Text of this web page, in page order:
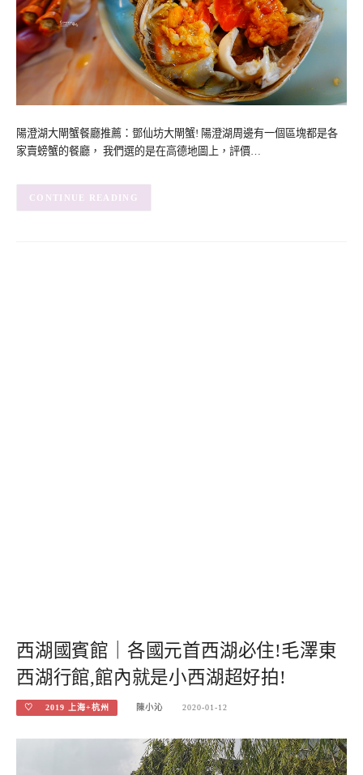
陽澄湖大閘蟹餐廳推薦：鄧仙坊大閘蟹! 陽澄湖周邊有一個區塊都是各
家賣螃蟹的餐廳， 我們選的是在高德地圖上，評價…
CONTINUE READING
西湖國賓館｜各國元首西湖必住!毛澤東
西湖行館,館內就是小西湖超好拍!
♡ 2019 上海+杭州 陳小沁 2020-01-12